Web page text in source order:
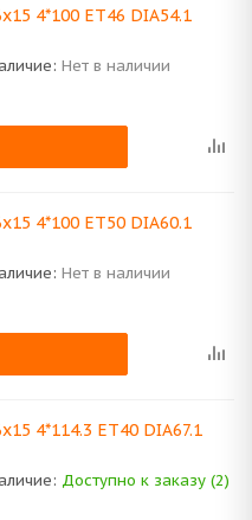
4*100 ET46 DIA54.1
Нет в наличии
4*100 ET50 DIA60.1
Нет в наличии
4*114.3 ET40 DIA67.1
Доступно к заказу (2)